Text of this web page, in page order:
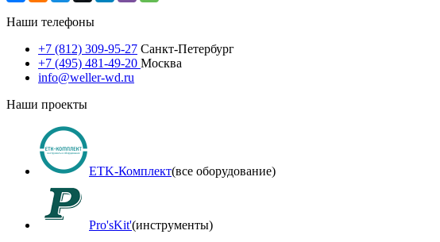
Наши телефоны
+7 (812) 309-95-27 Санкт-Петербург
+7 (495) 481-49-20 Москва
info@weller-wd.ru
Наши проекты
ETK-Комплект(все оборудование)
Pro'sKit'(инструменты)